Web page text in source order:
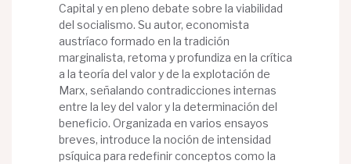
Capital y en pleno debate sobre la viabilidad
del socialismo. Su autor, economista
austríaco formado en la tradición
marginalista, retoma y profundiza en la crítica
a la teoría del valor y de la explotación de
Marx, señalando contradicciones internas
entre la ley del valor y la determinación del
beneficio. Organizada en varios ensayos
breves, introduce la noción de intensidad
psíquica para redefinir conceptos como la